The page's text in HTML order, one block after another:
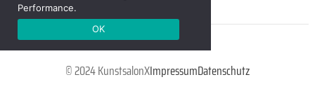
© 2024 KunstsalonXImpressumDatenschutz
Performance.
OK